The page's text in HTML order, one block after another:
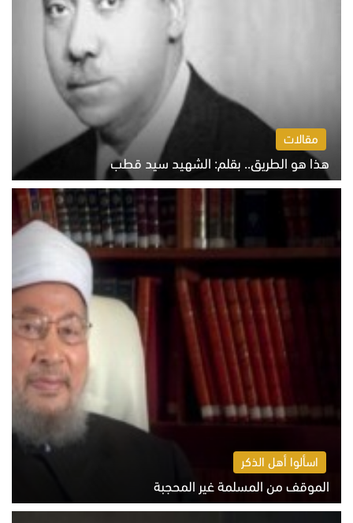
مقالات
هذا هو الطريق.. بقلم: الشهيد سيد قطب
الخميس 6 أغسطس 2026 10:52 ص
اسألوا أهل الذكر
الموقف من المسلمة غير المحجبة
الخميس 6 أغسطس 2026 10:45 ص